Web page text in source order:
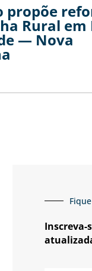
propõe
Rural em
— Nova
Inscreva-